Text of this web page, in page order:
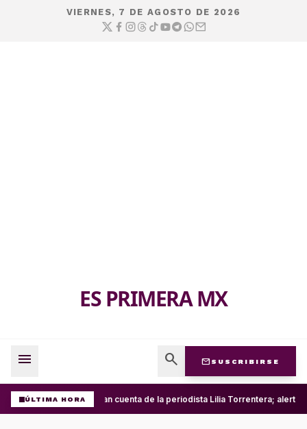
VIERNES, 7 DE AGOSTO DE 2026
ES PRIMERA MX
menu search mail SUSCRIBIRSE
ÚLTIMA HORARoban cuenta de la periodista Lilia Torrentera; alerta